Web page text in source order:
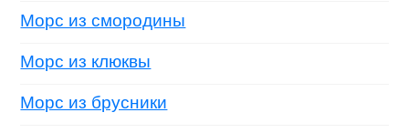
Морс из смородины
Морс из клюквы
Морс из брусники